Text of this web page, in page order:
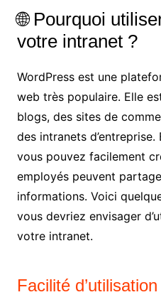
🌐 Pourquoi
votre intranet ?
WordPress est une
web très populaire. Elle
blogs, des sites de
des intranets
vous pouvez facilement
employés peuvent
informations. Voici
vous devriez envisager
votre intranet.
Facilité d’utilisation